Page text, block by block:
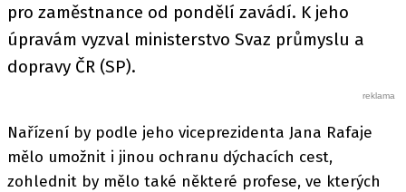
pro zaměstnance od pondělí zavádí. K jeho
úpravám vyzval ministerstvo Svaz průmyslu a
dopravy ČR (SP).
Nařízení by podle jeho viceprezidenta Jana Rafaje
mělo umožnit i jinou ochranu dýchacích cest,
zohlednit by mělo také některé profese, ve kterých